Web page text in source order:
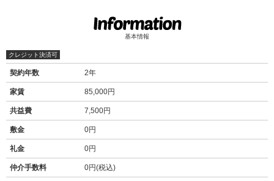
基本情報
クレジット決済可
契約年数 2年
家賃 85,000円
共益費 7,500円
敷金 0円
礼金 0円
仲介手数料 0円(税込)